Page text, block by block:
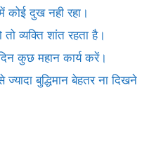
कोई दुख नही रहा।
व्यक्ति शांत रहता है।
कुछ महान कार्य करें।
बुद्धिमान बेहतर ना दिखने